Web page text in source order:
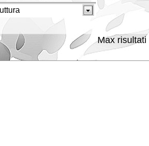
Max risultati